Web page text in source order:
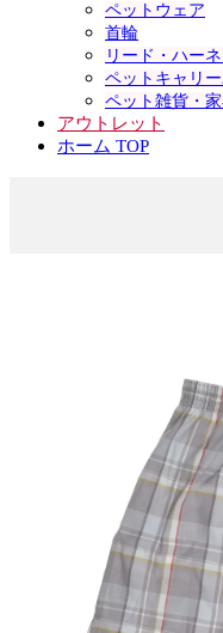
ペットウェア
首輪
リード・ハーネ
ペットキャリ
ペット雑貨・
アウトレット
ホーム TOP